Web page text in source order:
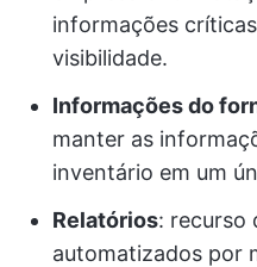
informações
visibilidade.
Informações do
manter as
inventário em um
Relatórios: recurso
automatizados por